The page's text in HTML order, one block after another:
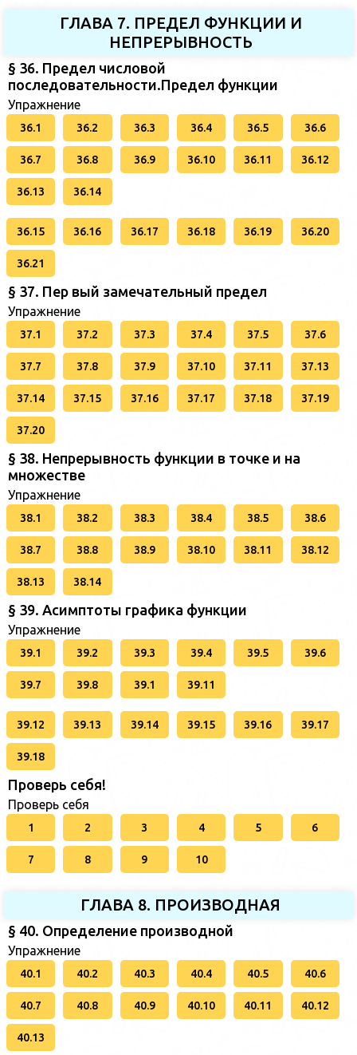
ГЛАВА 7. ПРЕДЕЛ ФУНКЦИИ И
НЕПРЕРЫВНОСТЬ
§ 36. Предел числовой
последовательности.Предел функции
Упражнение
36.1 36.2 36.3 36.4 36.5 36.6
36.7 36.8 36.9 36.10 36.11 36.12
36.13 36.14
36.15 36.16 36.17 36.18 36.19 36.20
36.21
§ 37. Пер вый замечательный предел
Упражнение
37.1 37.2 37.3 37.4 37.5 37.6
37.7 37.8 37.9 37.10 37.11 37.13
37.14 37.15 37.16 37.17 37.18 37.19
37.20
§ 38. Непрерывность функции в точке и на
множестве
Упражнение
38.1 38.2 38.3 38.4 38.5 38.6
38.7 38.8 38.9 38.10 38.11 38.12
38.13 38.14
§ 39. Асимптоты графика функции
Упражнение
39.1 39.2 39.3 39.4 39.5 39.6
39.7 39.8 39.1 39.11
39.12 39.13 39.14 39.15 39.16 39.17
39.18
Проверь себя!
Проверь себя
1 2 3 4 5 6
7 8 9 10
ГЛАВА 8. ПРОИЗВОДНАЯ
§ 40. Определение производной
Упражнение
40.1 40.2 40.3 40.4 40.5 40.6
40.7 40.8 40.9 40.10 40.11 40.12
40.13